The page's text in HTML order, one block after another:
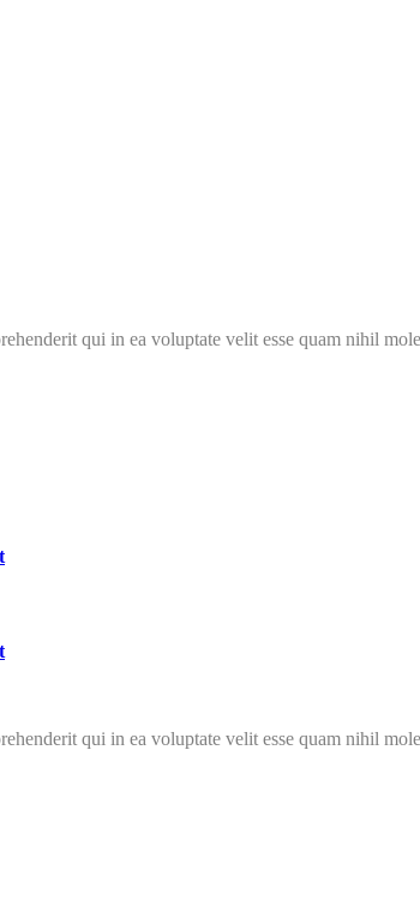
qui in ea voluptate velit esse quam nihil
qui in ea voluptate velit esse quam nihil